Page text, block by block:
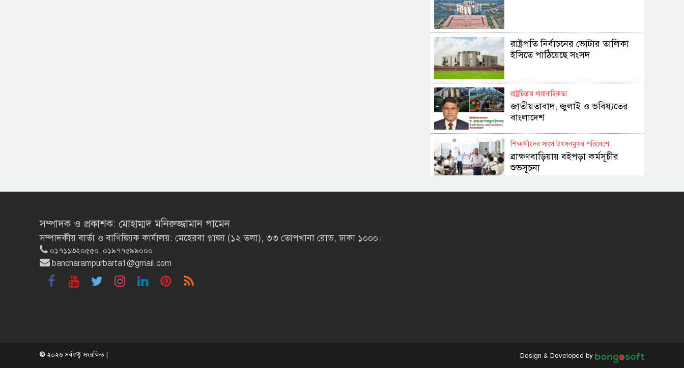
রাষ্ট্রপতি নির্বাচনের ভোটার তালিকা
ইসিতে পাঠিয়েছে সংসদ
রাষ্ট্রচিন্তার ধারাবাহিকতা
জাতীয়তাবাদ, জুলাই ও ভবিষ্যতের
বাংলাদেশ
শিক্ষার্থীদের সাথে উৎসবমুখর পরিবেশে
ব্রাক্ষণবাড়িয়ায় বইপড়া কর্মসূচীর
শুভসূচনা
মালয়েশিয়ায় মারামারি করে তিন
সিংয়ের সাক্ষাৎ
সম্পাদক ও প্রকাশক: মোহাম্মদ মনিরুজ্জামান পামেন
সম্পাদকীয় বার্তা ও বাণিজ্যিক কার্যালয়: মেহেরবা প্লাজা (১২ তলা), ৩৩ তোপখানা রোড, ঢাকা ১০০০।
০১৭১১৩২০৫৫০, ০১৯৭৭৫৯৯০০০
bancharampurbarta1@gmail.com
© ২০২৬ সর্বস্বত্ব সংরক্ষিত | Design & Developed by